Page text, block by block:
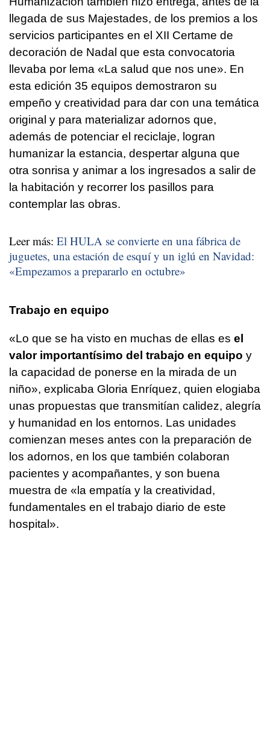
llegada de sus Majestades, de los premios a los
servicios participantes en el XII Certame de
decoración de Nadal que esta convocatoria
llevaba por lema «La salud que nos une». En
esta edición 35 equipos demostraron su
empeño y creatividad para dar con una temática
original y para materializar adornos que,
además de potenciar el reciclaje, logran
humanizar la estancia, despertar alguna que
otra sonrisa y animar a los ingresados a salir de
la habitación y recorrer los pasillos para
contemplar las obras.
Leer más: El HULA se convierte en una fábrica de
juguetes, una estación de esquí y un iglú en Navidad:
«Empezamos a prepararlo en octubre»
Trabajo en equipo
«Lo que se ha visto en muchas de ellas es el
valor importantísimo del trabajo en equipo y
la capacidad de ponerse en la mirada de un
niño», explicaba Gloria Enríquez, quien elogiaba
unas propuestas que transmitían calidez, alegría
y humanidad en los entornos. Las unidades
comienzan meses antes con la preparación de
los adornos, en los que también colaboran
pacientes y acompañantes, y son buena
muestra de «la empatía y la creatividad,
fundamentales en el trabajo diario de este
hospital».